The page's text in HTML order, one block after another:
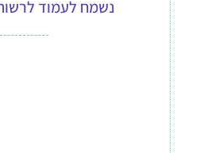
נשמח לעמוד